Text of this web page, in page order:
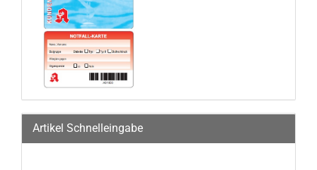
Artikel Schnelleingabe